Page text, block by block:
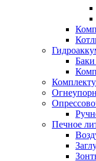
Печное